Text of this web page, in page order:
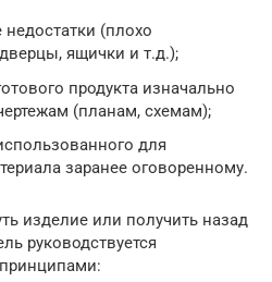
(плохо
ящички и т.д.);
продукта изначально
(планам, схемам);
для
заранее оговоренному.
изделие или получить назад
руководствуется